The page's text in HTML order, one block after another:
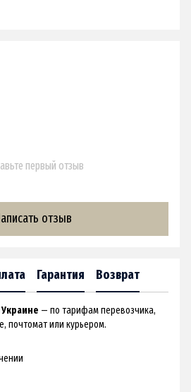
первый отзыв
отзыв
Гарантия Возврат
— по тарифам перевозчика,
почтомат или курьером.